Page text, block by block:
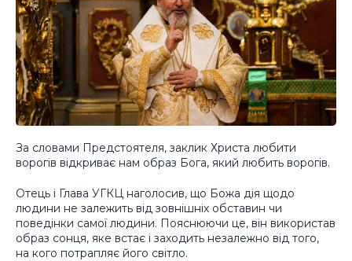
За словами Предстоятеля, заклик Христа любити
ворогів відкриває нам образ Бога, який любить ворогів.
Отець і Глава УГКЦ наголосив, що Божа дія щодо
людини не залежить від зовнішніх обставин чи
поведінки самої людини. Пояснюючи це, він використав
образ сонця, яке встає і заходить незалежно від того,
на кого потрапляє його світло.